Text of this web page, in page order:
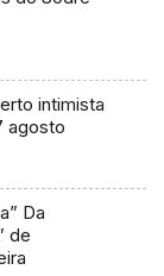
intimista
agosto
Da
de